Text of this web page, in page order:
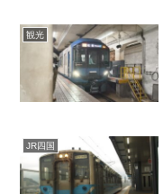
観光
JR四国